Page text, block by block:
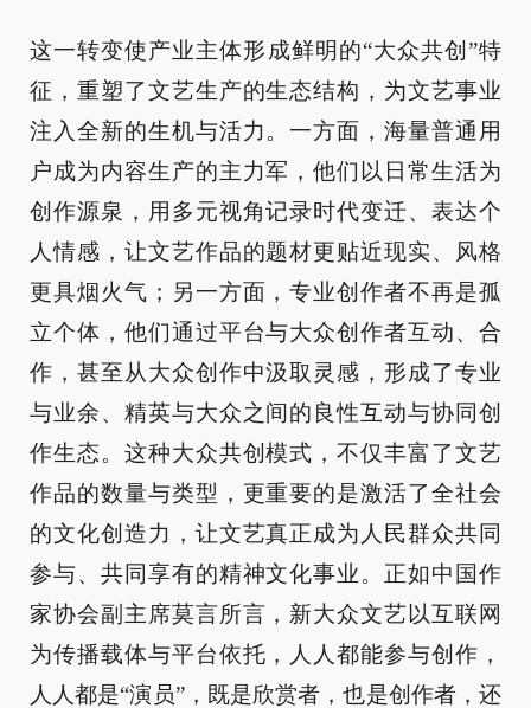
这一转变使产业主体形成鲜明的“大众共创”特
征，重塑了文艺生产的生态结构，为文艺事业
注入全新的生机与活力。一方面，海量普通用
户成为内容生产的主力军，他们以日常生活为
创作源泉，用多元视角记录时代变迁、表达个
人情感，让文艺作品的题材更贴近现实、风格
更具烟火气；另一方面，专业创作者不再是孤
立个体，他们通过平台与大众创作者互动、合
作，甚至从大众创作中汲取灵感，形成了专业
与业余、精英与大众之间的良性互动与协同创
作生态。这种大众共创模式，不仅丰富了文艺
作品的数量与类型，更重要的是激活了全社会
的文化创造力，让文艺真正成为人民群众共同
参与、共同享有的精神文化事业。正如中国作
家协会副主席莫言所言，新大众文艺以互联网
为传播载体与平台依托，人人都能参与创作，
人人都是“演员”，既是欣赏者，也是创作者，还